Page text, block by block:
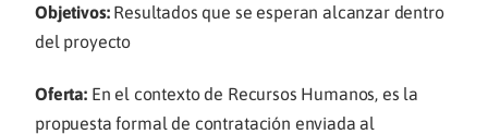
Objetivos:Resultados que se esperan alcanzar dentro
del proyecto
Oferta: En el contexto de Recursos Humanos, es la
propuesta formal de contratación enviada al